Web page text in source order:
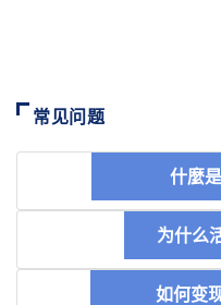
常见问题
什麼
为什么
如何变